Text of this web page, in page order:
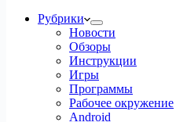
Рубрики
Новости
Обзоры
Инструкции
Игры
Программы
Рабочее окружение
Android